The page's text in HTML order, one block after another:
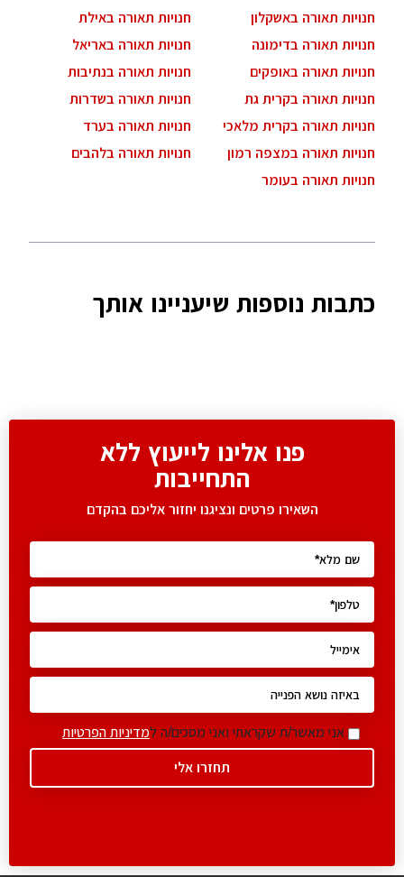
חנויות תאורה באשקלון
חנויות תאורה באילת
חנויות תאורה בדימונה
חנויות תאורה באריאל
חנויות תאורה באופקים
חנויות תאורה בנתיבות
חנויות תאורה בקרית גת
חנויות תאורה בשדרות
חנויות תאורה בקרית מלאכי
חנויות תאורה בערד
חנויות תאורה במצפה רמון
חנויות תאורה בלהבים
חנויות תאורה בעומר
כתבות נוספות שיעניינו אותך
פנו אלינו לייעוץ ללא
התחייבות
השאירו פרטים ונציגנו יחזור אליכם בהקדם
אני מאשר/ת שקראתי ואני מסכים/ה למדיניות הפרטיות